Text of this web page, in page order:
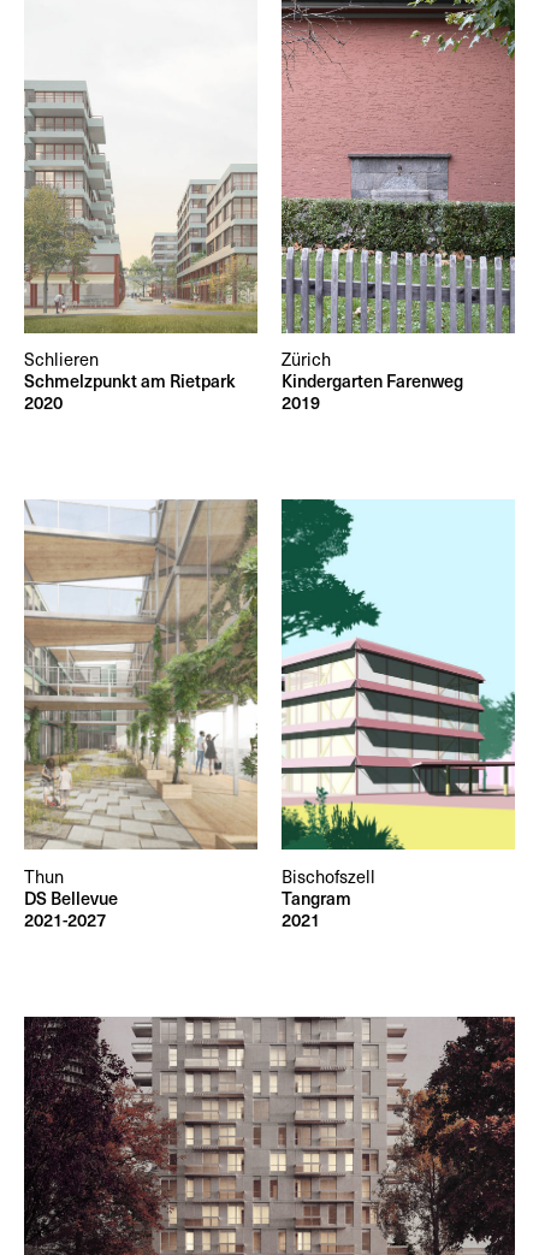
Schlieren
Schmelzpunkt am Rietpark
2020
Zürich
Kindergarten Farenweg
2019
Thun
DS Bellevue
2021-2027
Bischofszell
Tangram
2021